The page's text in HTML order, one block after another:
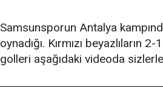
Samsunsporun Antalya
oynadığı. Kırmızı beyazlıların
golleri aşağıdaki videoda